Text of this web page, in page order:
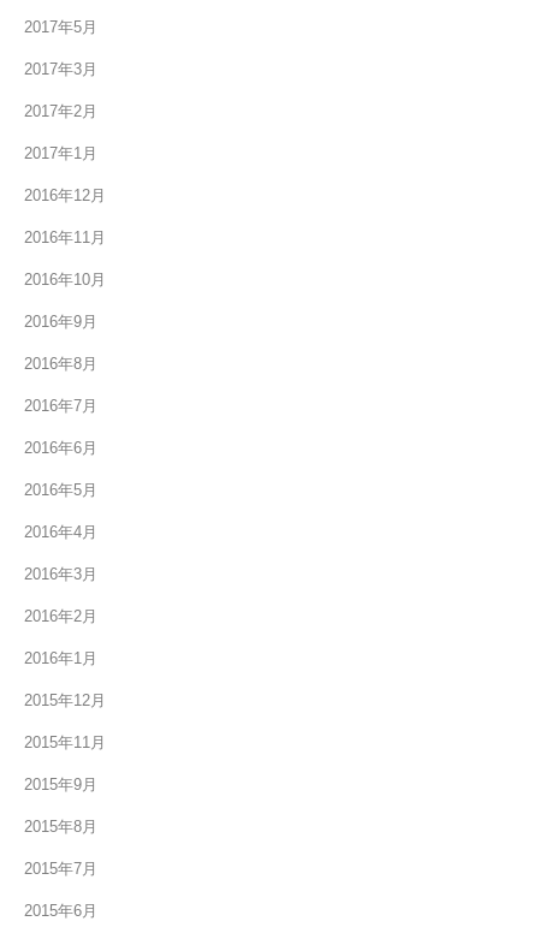
2017年5月
2017年3月
2017年2月
2017年1月
2016年12月
2016年11月
2016年10月
2016年9月
2016年8月
2016年7月
2016年6月
2016年5月
2016年4月
2016年3月
2016年2月
2016年1月
2015年12月
2015年11月
2015年9月
2015年8月
2015年7月
2015年6月